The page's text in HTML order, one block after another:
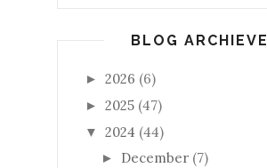
BLOG ARCHIEVE
► 2026 (6)
► 2025 (47)
▼ 2024 (44)
► December (7)